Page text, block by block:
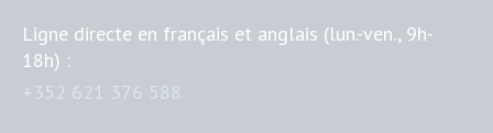
Ligne directe en français et anglais (lun.-ven., 9h-
18h) :
+352 621 376 588